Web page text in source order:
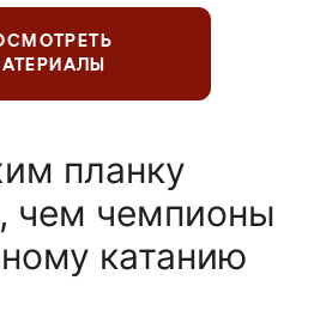
планку
чем чемпионы
катанию